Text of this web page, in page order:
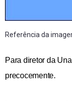
Referência da
Para diretor da
precocemente.